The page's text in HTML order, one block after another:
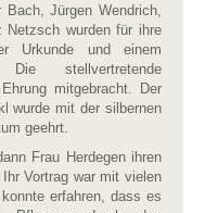
Jürgen Wendrich,
Netzsch wurden für ihre
Urkunde und einem
stellvertretende
mitgebracht. Der
wurde mit der silbernen
geehrt.
Frau Herdegen ihren
Ihr Vortrag war mit vielen
erfahren, dass es